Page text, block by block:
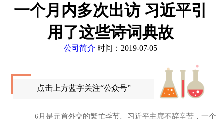
一个月内多次出访 习近平引
用了这些诗词典故
公司简介 时间：2019-07-05
点击上方蓝字关注“公众号”
6月是元首外交的繁忙季节。习近平主席不辞辛苦，一个